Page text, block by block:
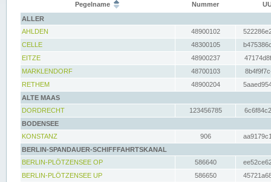
Pegelname Nummer
ALLER
AHLDEN
48900102
CELLE
48300105
EITZE
48900237
MARKLENDORF
48700103
RETHEM
48900204
ALTE MAAS
DORDRECHT
123456785
BODENSEE
KONSTANZ
906
BERLIN-SPANDAUER-SCHIFFFAHRTSKANAL
BERLIN-PLÖTZENSEE OP
586640
BERLIN-PLÖTZENSEE UP
586650